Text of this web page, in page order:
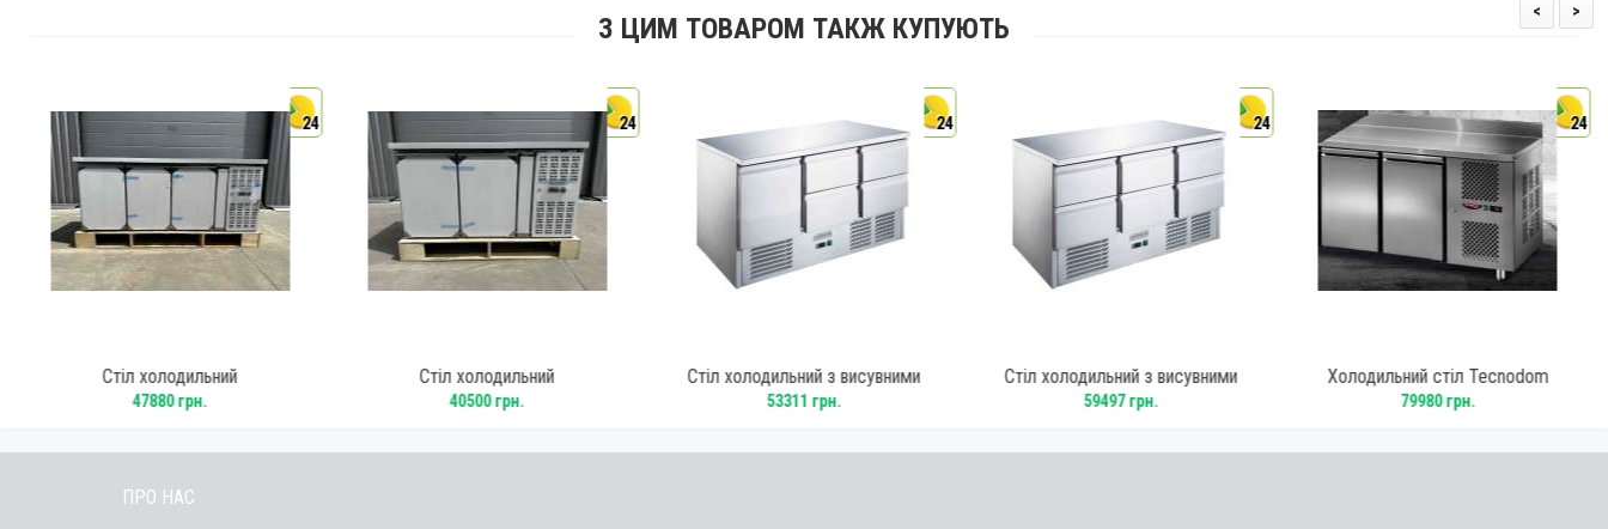
З ЦИМ ТОВАРОМ ТАКЖ КУПУЮТЬ
24
Стіл холодильний
середньотемпературний Gooder GN3TN
47880 грн.
24
Стіл холодильний
середньотемпературний Gooder GN2TN
40500 грн.
24
Стіл холодильний з висувними
шухлядами GoodFood S903Top-4D
53311 грн.
24
Стіл холодильний з висувними
шухлядами GoodFood S903Top-6D
59497 грн.
24
Холодильний стіл Tecnodom
TF02MIDGNAL
79980 грн.
< >
ПРО НАС